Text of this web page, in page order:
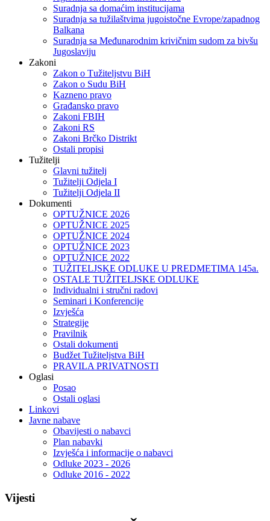
Suradnja sa domaćim institucijama
Suradnja sa tužilaštvima jugoistočne Evrope/zapadnog
Balkana
Suradnja sa Međunarodnim krivičnim sudom za bivšu
Jugoslaviju
Zakoni
Zakon o Тužiteljstvu BiH
Zakon o Sudu BiH
Kazneno pravo
Građansko pravo
Zakoni FBIH
Zakoni RS
Zakoni Brčko Distrikt
Ostali propisi
Tužitelji
Glavni tužitelj
Tužitelji Odjela I
Tužitelji Odjela II
Dokumenti
OPTUŽNICE 2026
OPTUŽNICE 2025
OPTUŽNICE 2024
OPTUŽNICE 2023
OPTUŽNICE 2022
TUŽITELJSKE ODLUKE U PREDMETIMA 145a.
OSTALE TUŽITELJSKE ODLUKE
Individualni i stručni radovi
Seminari i Konferencije
Izvješća
Strategije
Pravilnik
Ostali dokumenti
Budžet Tužiteljstva BiH
PRAVILA PRIVATNOSTI
Oglasi
Posao
Ostali oglasi
Linkovi
Javne nabave
Obavijesti o nabavci
Plan nabavki
Izvješća i informacije o nabavci
Odluke 2023 - 2026
Odluke 2016 - 2022
Vijesti